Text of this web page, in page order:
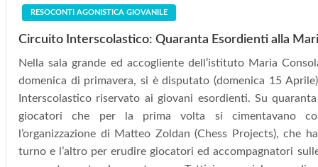
RESOCONTI AGONISTICA GIOVANILE
Circuito Interscolastico: Quaranta Esordienti alla
Nella sala grande ed accogliente dell’istituto Maria
domenica di primavera, si è disputato (domenica 15
Interscolastico riservato ai giovani esordienti. Su
giocatori che per la prima volta si cimentavano
l’organizzazione di Matteo Zoldan (Chess Projects), che
turno e l’altro per erudire giocatori ed accompagnatori